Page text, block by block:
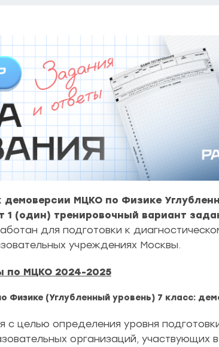
МЦКО по Физике
1 (один) тренировочный вариант
для подготовки к
учреждениях Москвы.
по МЦКО 2024-2025
Физике (Углубленный уровень) 7 класс:
с целью определения уровня
организаций, участвующих